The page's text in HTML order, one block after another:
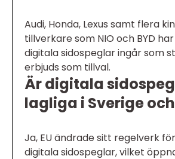
Audi, Honda, Lexus samt flera
tillverkare som NIO och BYD
digitala sidospeglar ingår som
erbjuds som tillval.
Är digitala
lagliga i Sverige
Ja, EU ändrade sitt regelverk
digitala sidospeglar, vilket